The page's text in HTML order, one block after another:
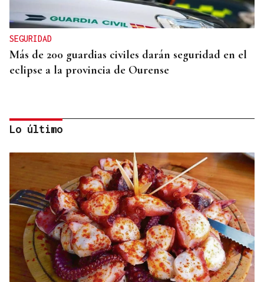
SEGURIDAD
Más de 200 guardias civiles darán seguridad en el
eclipse a la provincia de Ourense
PRIMER AÑO
El servicio de Anatomía Patológica del CHUO, el
lugar donde se pone nombre y apellidos al cáncer
Lo último